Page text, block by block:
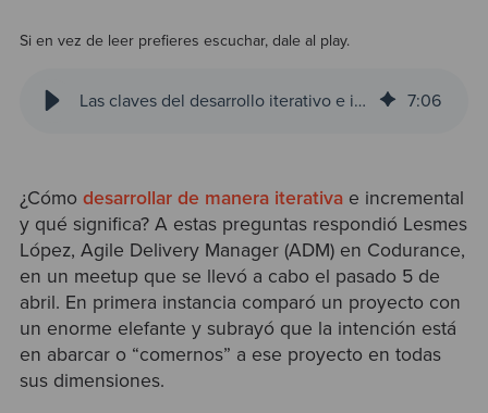
Si en vez de leer prefieres escuchar, dale al play.
Las claves del desarrollo iterativo e incremental 7:06
¿Cómo desarrollar de manera iterativae incremental
y qué significa? A estas preguntas respondió Lesmes
López, Agile Delivery Manager (ADM) en Codurance,
en un meetup que se llevó a cabo el pasado 5 de
abril. En primera instancia comparó un proyecto con
un enorme elefante y subrayó que la intención está
en abarcar o “comernos” a ese proyecto en todas
sus dimensiones.